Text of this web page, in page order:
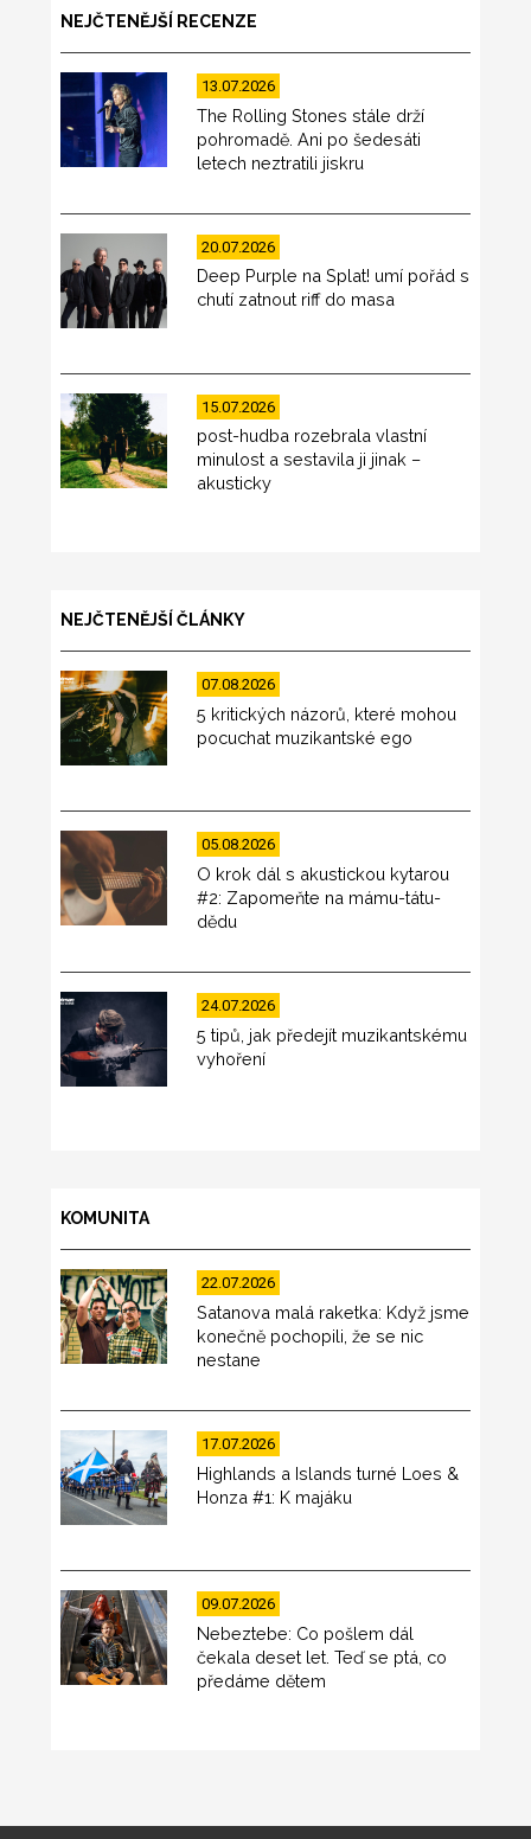
NEJČTENĚJŠÍ RECENZE
13.07.2026
The Rolling Stones stále drží
pohromadě. Ani po šedesáti
letech neztratili jiskru
20.07.2026
Deep Purple na Splat! umí pořád s
chutí zatnout riff do masa
15.07.2026
post-hudba rozebrala vlastní
minulost a sestavila ji jinak –
akusticky
NEJČTENĚJŠÍ ČLÁNKY
07.08.2026
5 kritických názorů, které mohou
pocuchat muzikantské ego
05.08.2026
O krok dál s akustickou kytarou
#2: Zapomeňte na mámu-tátu-
dědu
24.07.2026
5 tipů, jak předejít muzikantskému
vyhoření
KOMUNITA
22.07.2026
Satanova malá raketka: Když jsme
konečně pochopili, že se nic
nestane
17.07.2026
Highlands a Islands turné Loes &
Honza #1: K majáku
09.07.2026
Nebeztebe: Co pošlem dál
čekala deset let. Teď se ptá, co
předáme dětem